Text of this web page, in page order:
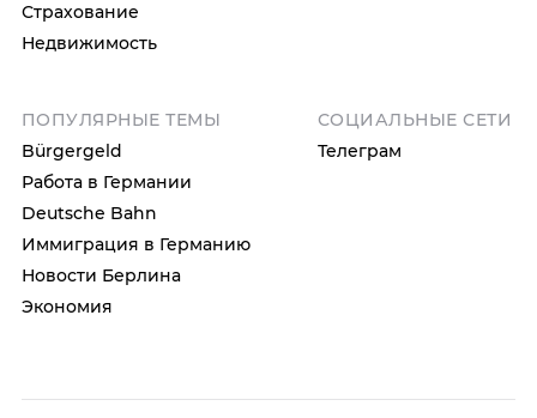
Страхование
Недвижимость
ПОПУЛЯРНЫЕ ТЕМЫ
Bürgergeld
Работа в Германии
Deutsche Bahn
Иммиграция в Германию
Новости Берлина
Экономия
СОЦИАЛЬНЫЕ СЕТИ
Телеграм